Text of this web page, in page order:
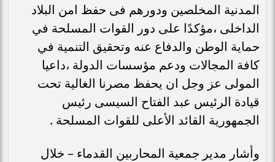
المدنية المخلصين ودورهم فى حفظ امن البلاد
الداخلى ،مؤكدًا على دور القوات المسلحة في
حماية الوطن والدفاع عنه وتحقيق التنمية في
كافة المجالات ودعم مؤسسات الدولة ،داعيا
المولى عز وجل ان يحفظ مصرنا الغالية تحت
قيادة الرئيس عبد الفتاح السيسى رئيس
الجمهورية القائد الأعلى للقوات المسلحة .
وأشار مدير جمعية المحاربين القدماء – خلال